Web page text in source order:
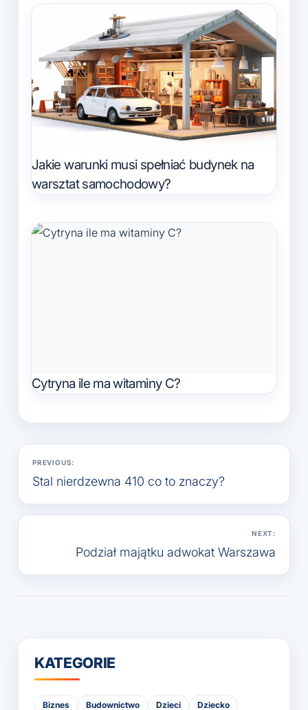
Jakie warunki musi spełniać budynek na
warsztat samochodowy?
Cytryna ile ma witaminy C?
Nawigacja
wpisu
PREVIOUS:
Stal nierdzewna 410 co to znaczy?
NEXT:
Podział majątku adwokat Warszawa
KATEGORIE
Biznes Budownictwo Dzieci Dziecko